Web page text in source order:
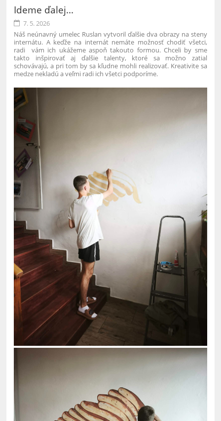
Ideme ďalej...
7. 5. 2026
Náš neúnavný umelec Ruslan vytvoril ďalšie dva obrazy na steny
internátu. A keďže na internát nemáte možnosť chodiť všetci,
radi vám ich ukážeme aspoň takouto formou. Chceli by sme
takto inšpirovať aj ďalšie talenty, ktoré sa možno zatiaľ
schovávajú, a pri tom by sa kľudne mohli realizovať. Kreativite sa
medze nekladú a veľmi radi ich všetci podporíme.